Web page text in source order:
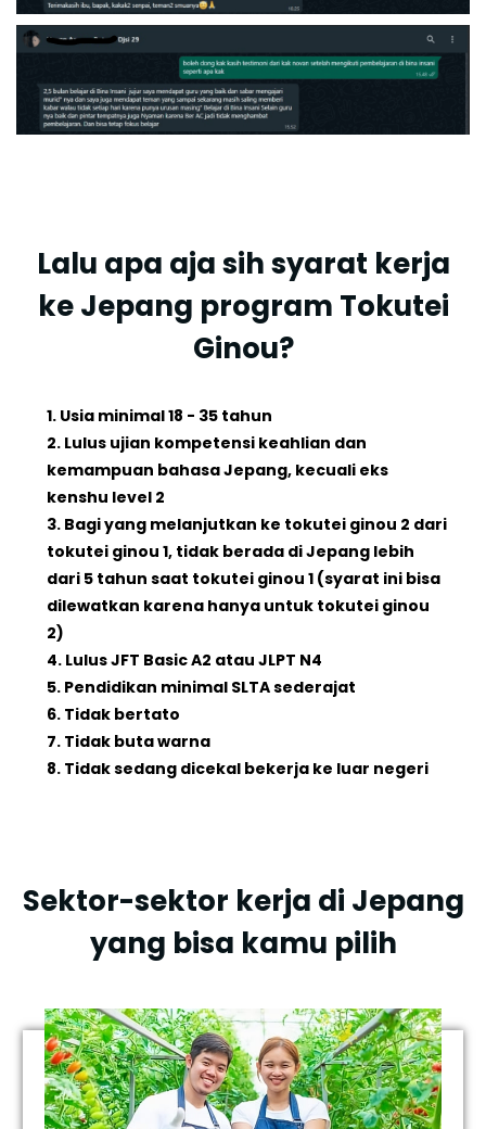
Lalu apa aja sih syarat kerja
ke Jepang program Tokutei
Ginou?
1. Usia minimal 18 - 35 tahun
2. Lulus ujian kompetensi keahlian dan
kemampuan bahasa Jepang, kecuali eks
kenshu level 2
3. Bagi yang melanjutkan ke tokutei ginou 2 dari
tokutei ginou 1, tidak berada di Jepang lebih
dari 5 tahun saat tokutei ginou 1 (syarat ini bisa
dilewatkan karena hanya untuk tokutei ginou
2)
4. Lulus JFT Basic A2 atau JLPT N4
5. Pendidikan minimal SLTA sederajat
6. Tidak bertato
7. Tidak buta warna
8. Tidak sedang dicekal bekerja ke luar negeri
Sektor-sektor kerja di Jepang
yang bisa kamu pilih